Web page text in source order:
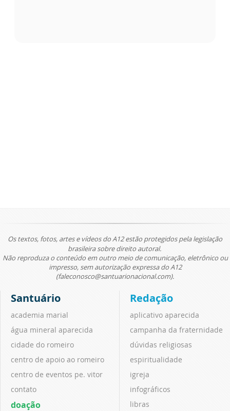
Os textos, fotos, artes e vídeos do A12 estão protegidos pela legislação
brasileira sobre direito autoral.
Não reproduza o conteúdo em outro meio de comunicação, eletrônico ou
impresso, sem autorização expressa do A12
(faleconosco@santuarionacional.com).
Santuário
academia marial
água mineral aparecida
cidade do romeiro
centro de apoio ao romeiro
centro de eventos pe. vitor
contato
doação
Redação
aplicativo aparecida
campanha da fraternidade
dúvidas religiosas
espiritualidade
igreja
infográficos
libras